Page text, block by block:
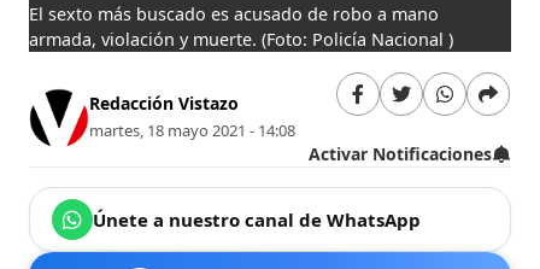
El sexto más buscado es acusado de robo a mano
armada, violación y muerte.(Foto: Policía Nacional )
Redacción Vistazo
martes, 18 mayo 2021 - 14:08
Activar Notificaciones
Únete a nuestro canal de WhatsApp